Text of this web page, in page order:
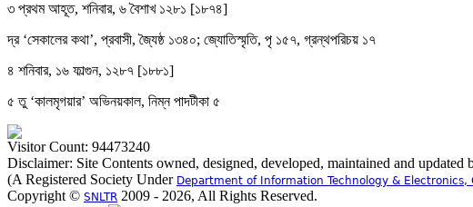
৩ প্রথম আহূত, শনিবার, ৬ বৈশাখ ১২৮১ [১৮৭৪]
দ্র ‘সেকালের কথা’, প্রবাসী, জ্যৈষ্ঠ ১৩৪০; জ্যোতিস্মৃতি, পৃ ১৫৭, গ্রন্থপরিচয় ১৭
৪ শনিবার, ১৬ ফাল্গুন, ১২৮৭ [১৮৮১]
৫ তু ‘কালমৃগয়ার’ অভিনয়কাল, নিম্ন পাদটীকা ৫
Visitor Count: 94473240
Disclaimer: Site Contents owned, designed, developed, maintained and updated
(A Registered Society Under Department of Information Technology & Electronics,
Copyright © SNLTR 2009 - 2026, All Rights Reserved.